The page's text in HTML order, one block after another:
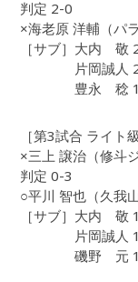
判定 2-0
×海老原 洋輔（パ
［サブ］大内 敬
片岡誠人 20-
豊永 稔 19-
［第3試合 ライト
×三上 譲治（修斗
判定 0-3
○平川 智也（久我
［サブ］大内 敬
片岡誠人 17-
磯野 元 18-